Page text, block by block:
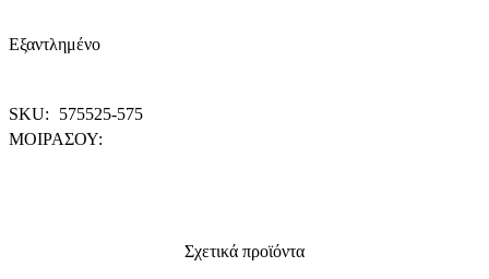
Εξαντλημένο
SKU:
575525-575
ΜΟΙΡΑΣΟΥ:
Σχετικά προϊόντα